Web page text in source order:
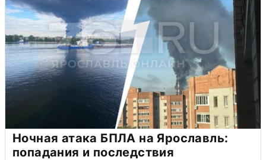
Ночная атака БПЛА на Ярославль:
попадания и последствия